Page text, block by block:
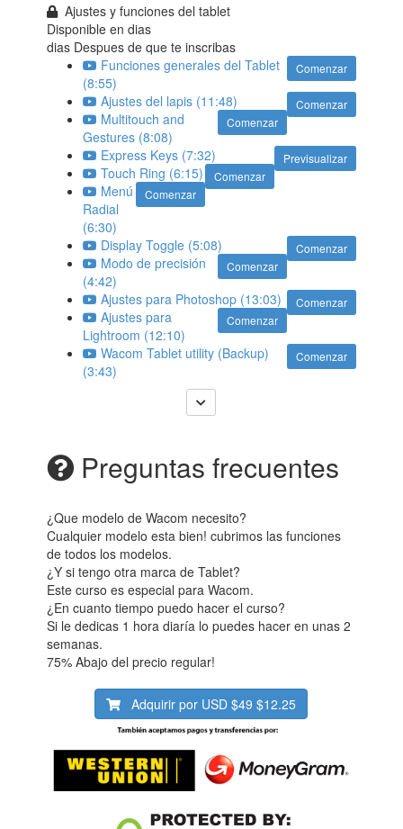
Ajustes y funciones del tablet
Disponible endias
dias Despues de que te inscribas
Comenzar
Funciones generales del Tablet
(8:55)
Comenzar
Ajustes del lapis (11:48)
Comenzar
Multitouch and
Gestures (8:08)
Previsualizar
Express Keys (7:32)
Comenzar
Touch Ring (6:15)
Comenzar
Menú
Radial
(6:30)
Comenzar
Display Toggle (5:08)
Comenzar
Modo de precisión
(4:42)
Comenzar
Ajustes para Photoshop (13:03)
Comenzar
Ajustes para
Lightroom (12:10)
Comenzar
Wacom Tablet utility (Backup)
(3:43)
Preguntas frecuentes
¿Que modelo de Wacom necesito?
Cualquier modelo esta bien! cubrimos las funciones
de todos los modelos.
¿Y si tengo otra marca de Tablet?
Este curso es especial para Wacom.
¿En cuanto tiempo puedo hacer el curso?
Si le dedicas 1 hora diaría lo puedes hacer en unas 2
semanas.
75% Abajo del precio regular!
Adquirir por USD$49 $12.25